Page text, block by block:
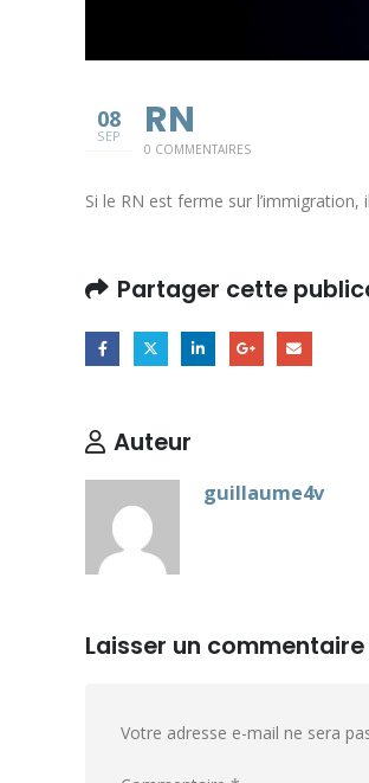
08
SEP RN
0 COMMENTAIRES
Si le RN est ferme sur
Partager cette
Auteur
guillaume4v
Laisser un commentaire
Votre adresse e-mail ne sera